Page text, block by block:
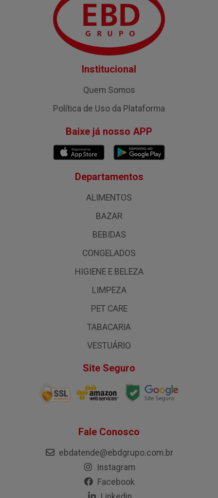
Institucional
Quem Somos
Política de Uso da Plataforma
Baixe já nosso APP
Departamentos
ALIMENTOS
BAZAR
BEBIDAS
CONGELADOS
HIGIENE E BELEZA
LIMPEZA
PET CARE
TABACARIA
VESTUÁRIO
Site Seguro
Fale Conosco
ebdatende@ebdgrupo.com.br
Instagram
Facebook